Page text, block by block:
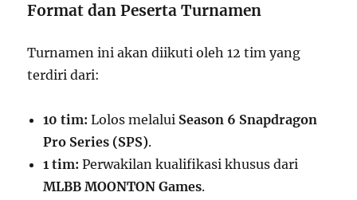
Format dan Peserta Turnamen
Turnamen ini akan diikuti oleh 12 tim yang
terdiri dari:
10 tim: Lolos melalui Season 6 Snapdragon
Pro Series (SPS).
1 tim: Perwakilan kualifikasi khusus dari
MLBB MOONTON Games.